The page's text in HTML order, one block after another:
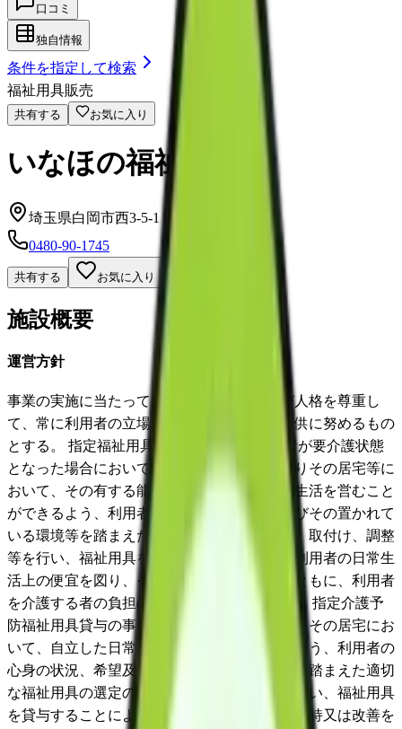
口コミ
独自情報
条件を指定して検索
福祉用具販売
共有する お気に入り
いなほの福祉用具
埼玉県白岡市西3-5-1
0480-90-1745
共有する お気に入り
施設概要
運営方針
事業の実施に当たっては、利用者の意思及び人格を尊重し
て、常に利用者の立場に立ったサービスの提供に努めるもの
とする。 指定福祉用具貸与の事業は、利用者が要介護状態
となった場合においても、利用者が可能な限りその居宅等に
おいて、その有する能力に応じ自立した日常生活を営むこと
ができるよう、利用者の心身の状況、希望及びその置かれて
いる環境等を踏まえた適切な福祉用具の選定、取付け、調整
等を行い、福祉用具を貸与することにより、利用者の日常生
活上の便宜を図り、その機能訓練に資するとともに、利用者
を介護する者の負担の軽減を図るものとする。 指定介護予
防福祉用具貸与の事業は、利用者が可能な限りその居宅にお
いて、自立した日常生活を営むことができるよう、利用者の
心身の状況、希望及びその置かれている環境を踏まえた適切
な福祉用具の選定の援助、取付け、調整等を行い、福祉用具
を貸与することにより、利用者の生活機能の維持又は改善を